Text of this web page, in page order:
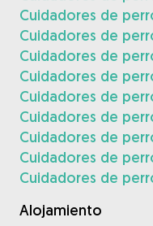
Cuidadores de
Cuidadores de
Cuidadores de
Cuidadores de
Cuidadores de
Cuidadores de
Cuidadores de
Cuidadores de
Cuidadores de
Alojamiento